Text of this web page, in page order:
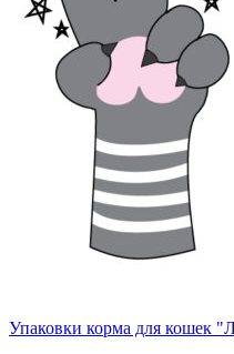
Упаковки корма для кошек